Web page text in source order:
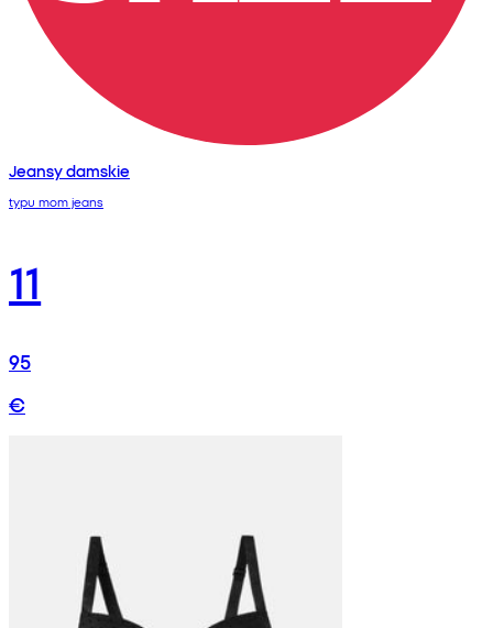
Jeansy damskie
typu mom jeans
11
95
€